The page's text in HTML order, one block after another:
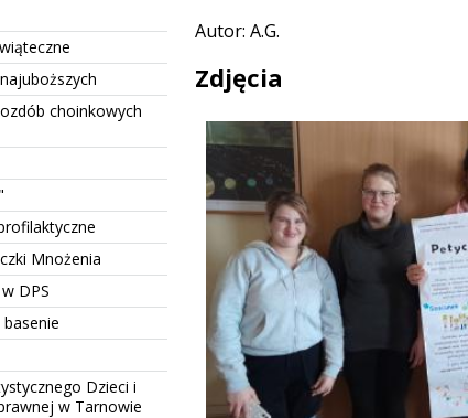
choinkowych
Mnożenia
DPS
Dzieci i
w Tarnowie
Autor: A.G.
Zdjęcia